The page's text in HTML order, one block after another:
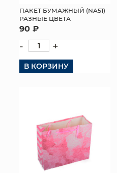
ПАКЕТ БУМАЖНЫЙ (NA51)
РАЗНЫЕ ЦВЕТА
90 ₽
- +
В КОРЗИНУ